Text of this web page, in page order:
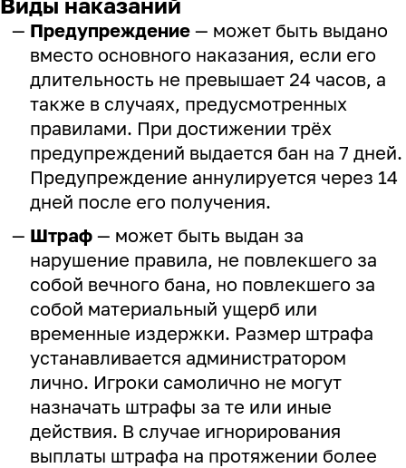
Предупреждение — может быть выдано
вместо основного наказания, если его
длительность не превышает 24 часов, а
также в случаях, предусмотренных
правилами. При достижении трёх
предупреждений выдается бан на 7 дней.
Предупреждение аннулируется через 14
дней после его получения.
Штраф — может быть выдан за
нарушение правила, не повлекшего за
собой вечного бана, но повлекшего за
собой материальный ущерб или
временные издержки. Размер штрафа
устанавливается администратором
лично. Игроки самолично не могут
назначать штрафы за те или иные
действия. В случае игнорирования
выплаты штрафа на протяжении более